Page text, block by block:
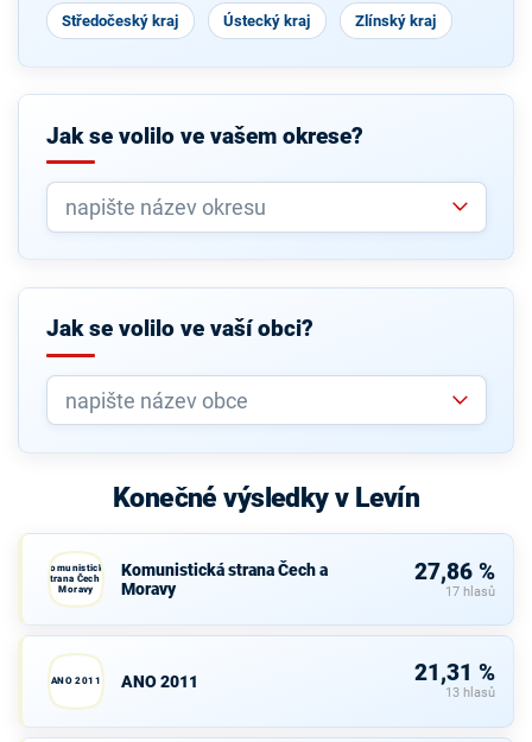
Středočeský kraj Ústecký kraj Zlínský kraj
Jak se volilo ve vašem okrese?
Jak se volilo ve vaší obci?
Konečné výsledky v Levín
Komunistická
strana Čech a
Moravy
Komunistická strana Čech a
Moravy
27,86 %
17 hlasů
ANO 2011 ANO 2011 21,31 %
13 hlasů